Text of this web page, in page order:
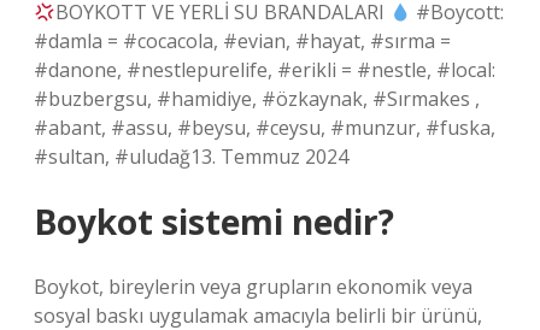
BOYKOTT VE YERLİ SU BRANDALARI
#Boycott:
#damla = #cocacola, #evian, #hayat, #sırma =
#danone, #nestlepurelife, #erikli = #nestle, #local:
#buzbergsu, #hamidiye, #özkaynak, #Sırmakes ,
#abant, #assu, #beysu, #ceysu, #munzur, #fuska,
#sultan, #uludağ13. Temmuz 2024
Boykot sistemi nedir?
Boykot, bireylerin veya grupların ekonomik veya
sosyal baskı uygulamak amacıyla belirli bir ürünü,